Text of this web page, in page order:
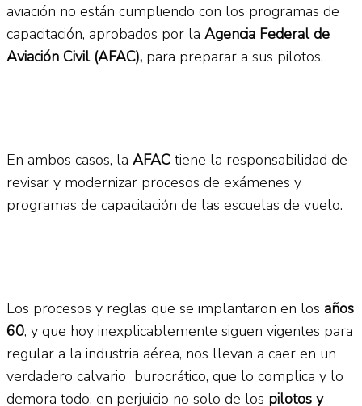
aviación no están cumpliendo con los programas de
capacitación, aprobados por la Agencia Federal de
Aviación Civil (AFAC), para preparar a sus pilotos.
En ambos casos, la AFAC tiene la responsabilidad de
revisar y modernizar procesos de exámenes y
programas de capacitación de las escuelas de vuelo.
Los procesos y reglas que se implantaron en los años
60, y que hoy inexplicablemente siguen vigentes para
regular a la industria aérea, nos llevan a caer en un
verdadero calvario burocrático, que lo complica y lo
demora todo, en perjuicio no solo de los pilotos y